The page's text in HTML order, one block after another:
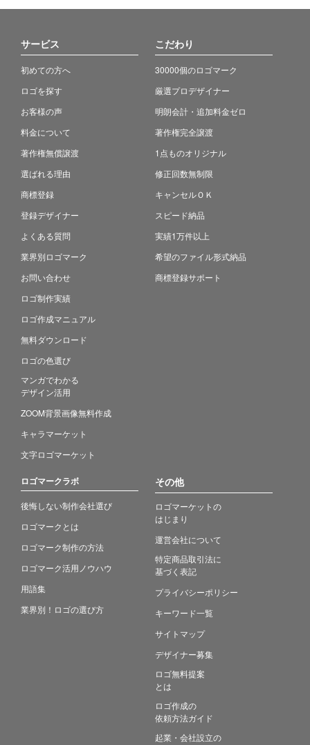
サービス
初めての方へ
ロゴを探す
お客様の声
料金について
著作権無償譲渡
選ばれる理由
商標登録
登録デザイナー
よくある質問
業界別ロゴマーク
お問い合わせ
ロゴ制作実績
ロゴ作成マニュアル
無料ダウンロード
ロゴの色選び
マンガでわかる
デザイン活用
ZOOM背景画像無料作成
キャラマーケット
文字ロゴマーケット
こだわり
30000個のロゴマーク
厳選プロデザイナー
明朗会計・追加料金ゼロ
著作権完全譲渡
1点ものオリジナル
修正回数無制限
キャンセルＯＫ
スピード納品
実績1万件以上
希望のファイル形式納品
商標登録サポート
ロゴマークラボ
後悔しない制作会社選び
ロゴマークとは
ロゴマーク制作の方法
ロゴマーク活用ノウハウ
用語集
業界別！ロゴの選び方
その他
ロゴマーケットの
はじまり
運営会社について
特定商品取引法に
基づく表記
プライバシーポリシー
キーワード一覧
サイトマップ
デザイナー募集
ロゴ無料提案
とは
ロゴ作成の
依頼方法ガイド
起業・会社設立の